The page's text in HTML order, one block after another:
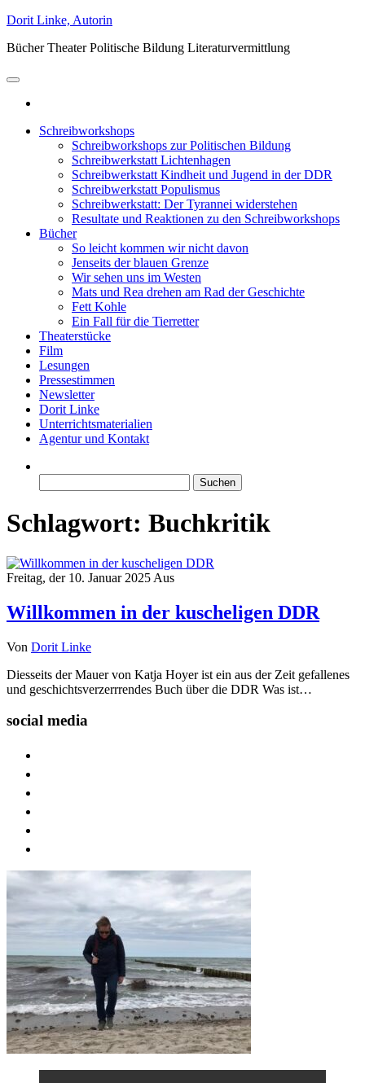
Zum
springen
Dorit Linke, Autorin
Bücher Theater Politische Bildung Literaturvermittlung
Schreibworkshops
Schreibworkshops zur Politischen Bildung
Schreibwerkstatt Lichtenhagen
Schreibwerkstatt Kindheit und Jugend in der DDR
Schreibwerkstatt Populismus
Schreibwerkstatt: Der Tyrannei widerstehen
Resultate und Reaktionen zu den Schreibworkshops
Bücher
So leicht kommen wir nicht davon
Jenseits der blauen Grenze
Wir sehen uns im Westen
Mats und Rea drehen am Rad der Geschichte
Fett Kohle
Ein Fall für die Tierretter
Theaterstücke
Film
Lesungen
Pressestimmen
Newsletter
Dorit Linke
Unterrichtsmaterialien
Agentur und Kontakt
nach:
Schlagwort: Buchkritik
Freitag, der 10. Januar 2025 Aus
Willkommen in der kuscheligen DDR
Von Dorit Linke
Diesseits der Mauer von Katja Hoyer ist ein aus der Zeit gefallenes
und geschichtsverzerrrendes Buch über die DDR Was ist…
social media